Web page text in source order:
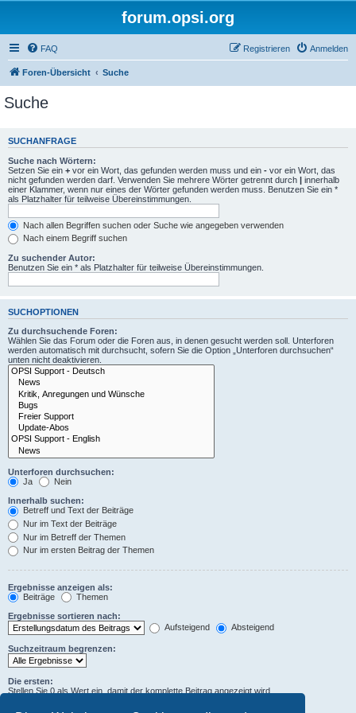
forum.opsi.org
FAQ Anmelden
Registrieren
Foren-Übersicht Suche
Suche
SUCHANFRAGE
Suche nach Wörtern:
Setzen Sie ein + vor ein Wort, das gefunden werden muss und ein - vor ein Wort, das
nicht gefunden werden darf. Verwenden Sie mehrere Wörter getrennt durch | innerhalb
einer Klammer, wenn nur eines der Wörter gefunden werden muss. Benutzen Sie ein *
als Platzhalter für teilweise Übereinstimmungen.
Nach allen Begriffen suchen oder Suche wie angegeben verwenden
Nach einem Begriff suchen
Zu suchender Autor:
Benutzen Sie ein * als Platzhalter für teilweise Übereinstimmungen.
SUCHOPTIONEN
Zu durchsuchende Foren:
Wählen Sie das Forum oder die Foren aus, in denen gesucht werden soll. Unterforen
werden automatisch mit durchsucht, sofern Sie die Option „Unterforen durchsuchen“
unten nicht deaktivieren.
Unterforen durchsuchen:
Ja
Nein
Innerhalb suchen:
Betreff und Text der Beiträge
Nur im Text der Beiträge
Nur im Betreff der Themen
Nur im ersten Beitrag der Themen
Ergebnisse anzeigen als:
Beiträge
Themen
Ergebnisse sortieren nach:
Aufsteigend
Absteigend
Suchzeitraum begrenzen:
Die ersten:
Stellen Sie 0 als Wert ein, damit der komplette Beitrag angezeigt wird.